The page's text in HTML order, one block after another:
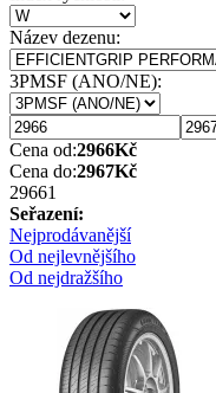
Název dezenu:
3PMSF (ANO/NE):
Cena od:2966Kč
Cena do:2967Kč
29661
Seřazení:
Nejprodávanější
Od nejlevnějšího
Od nejdražšího